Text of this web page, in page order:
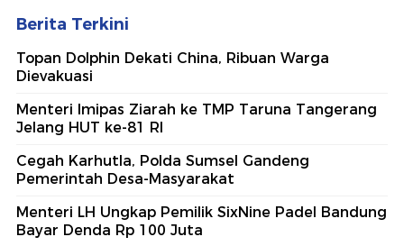
Berita Terkini
Topan Dolphin Dekati China, Ribuan Warga
Dievakuasi
Menteri Imipas Ziarah ke TMP Taruna Tangerang
Jelang HUT ke-81 RI
Cegah Karhutla, Polda Sumsel Gandeng
Pemerintah Desa-Masyarakat
Menteri LH Ungkap Pemilik SixNine Padel Bandung
Bayar Denda Rp 100 Juta